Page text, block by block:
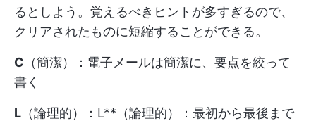
るとしよう。覚えるべきヒントが多すぎるので、
クリアされたものに短縮することができる。
C （簡潔）：電子メールは簡潔に、要点を絞って
書く
L （論理的）：L**（論理的）：最初から最後まで